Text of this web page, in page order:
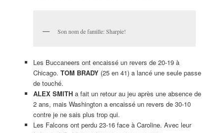
Son nom de famille: Sharpie!
Les Buccaneers ont encaissé un revers de 20-19 à
Chicago. TOM BRADY(25 en 41) a lancé une seule passe
de touché.
ALEX SMITH a fait un retour au jeu après une absence de
2 ans, mais Washington a encaissé un revers de 30-10
contre je ne sais plus trop qui.
Les Falcons ont perdu 23-16 face à Caroline. Avec leur